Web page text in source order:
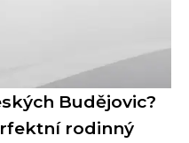
Budějovic?
rodinný